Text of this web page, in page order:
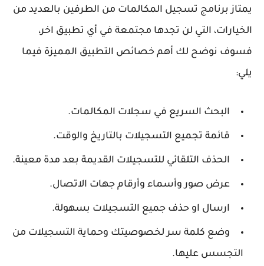
يمتاز برنامج تسجيل المكالمات من الطرفين بالعديد من
الخيارات، التي لن تجدها مجتمعة في أي تطبيق اخر،
فسوف نوضح لك أهم خصائص التطبيق المميزة فيما
يلي:
البحث السريع في سجلات المكالمات.
قائمة تجميع التسجيلات بالتاريخ والوقت.
الحذف التلقائي للتسجيلات القديمة بعد مدة معينة.
عرض صور وأسماء وأرقام جهات الاتصال.
ارسال او حذف جميع التسجيلات بسهولة.
وضع كلمة سر لخصوصيتك وحماية التسجيلات من
التجسس عليها.